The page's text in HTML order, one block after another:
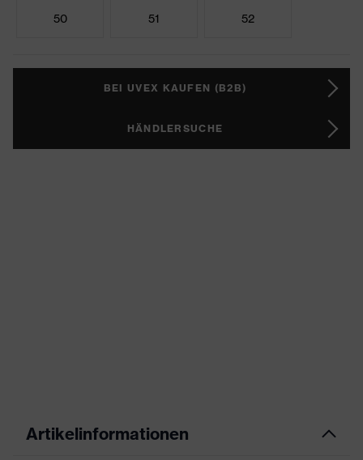
50 51 52
BEI UVEX KAUFEN (B2B)
HÄNDLERSUCHE
Artikelinformationen